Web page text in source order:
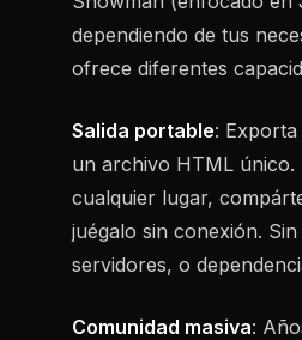
dependiendo de tus
ofrece diferentes
Salida portable:
un archivo HTML único.
cualquier lugar,
juégalo sin conexión.
servidores, o
Comunidad masiva: